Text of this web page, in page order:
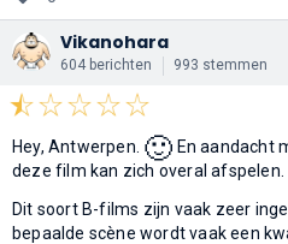
Vikanohara
604 berichten 993 stemmen
Hey, Antwerpen. 🙂 En aandacht
deze film kan zich overal afspelen.
Dit soort B-films zijn vaak zeer
bepaalde scène wordt vaak een